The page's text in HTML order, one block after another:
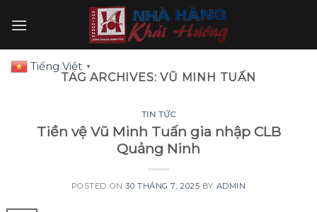
TAG ARCHIVES:VŨ MINH TUẤN
TIN TỨC
Tiền vệ Vũ Minh Tuấn gia nhập CLB
Quảng Ninh
POSTED ON30 THÁNG 7, 2025 BY ADMIN
Tiếng Việt ▼